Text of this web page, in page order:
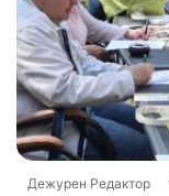
Дежурен Редактор